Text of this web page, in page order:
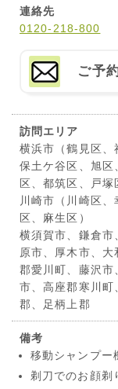
連絡先
0120-218-800
ご予
訪問エリア
横浜市（鶴見区、
保土ケ谷区、旭区
区、都筑区、戸塚
川崎市（川崎区
区、麻生区）
横須賀市、鎌倉市
原市、厚木市、
郡愛川町、藤沢市
市、高座郡寒川町
郡、足柄上郡
備考
移動シャンプー
剃刀でのお顔剃